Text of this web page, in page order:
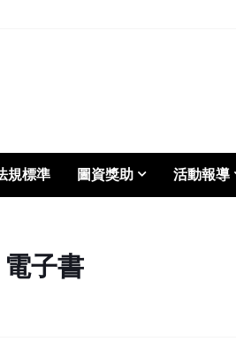
規標準 圖資獎助 活動報導
子書